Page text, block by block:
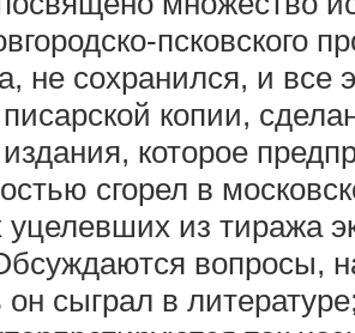
псковского
не сохранился, и все
копии,
которое
сгорел в
уцелевших из тиража
вопросы,
он сыграл в